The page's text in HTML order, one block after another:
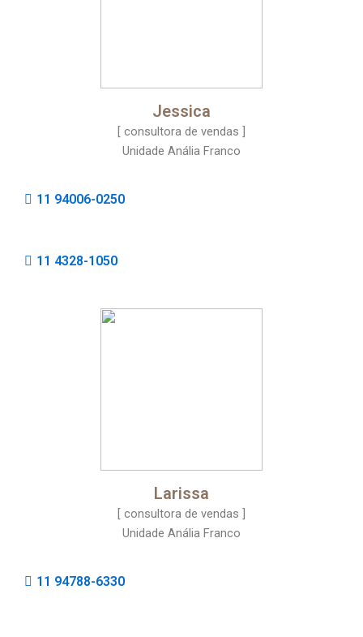
Jessica
[ consultora de vendas ]
Unidade Anália Franco
11 94006-0250
11 4328-1050
Larissa
[ consultora de vendas ]
Unidade Anália Franco
11 94788-6330